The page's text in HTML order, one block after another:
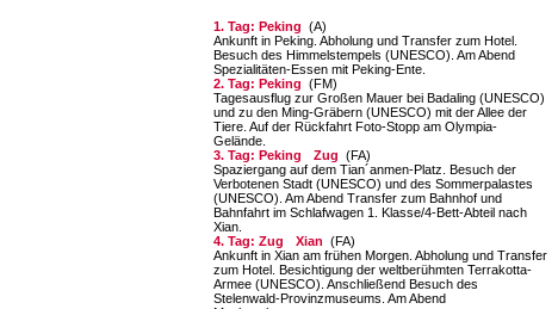
1. Tag: Peking (A)
Ankunft in Peking. Abholung und Transfer zum Hotel.
Besuch des Himmelstempels (UNESCO). Am Abend
Spezialitäten-Essen mit Peking-Ente.
2. Tag: Peking (FM)
Tagesausflug zur Großen Mauer bei Badaling (UNESCO)
und zu den Ming-Gräbern (UNESCO) mit der Allee der
Tiere. Auf der Rückfahrt Foto-Stopp am Olympia-
Gelände.
3. Tag: Peking
Zug (FA)
Spaziergang auf dem Tian´anmen-Platz. Besuch der
Verbotenen Stadt (UNESCO) und des Som­merpalastes
(UNESCO). Am Abend Transfer zum Bahnhof und
Bahnfahrt im Schlafwagen 1. Klasse/4-Bett-Abteil nach
Xian.
4. Tag: Zug
Xian (FA)
Ankunft in Xian am frühen Morgen. Abholung und Transfer
zum Hotel. Besichtigung der weltbe­rühmten Terrakotta-
Armee (UNESCO). Anschlie­ßend Besuch des
Stelenwald-Provinzmuseums. Am Abend